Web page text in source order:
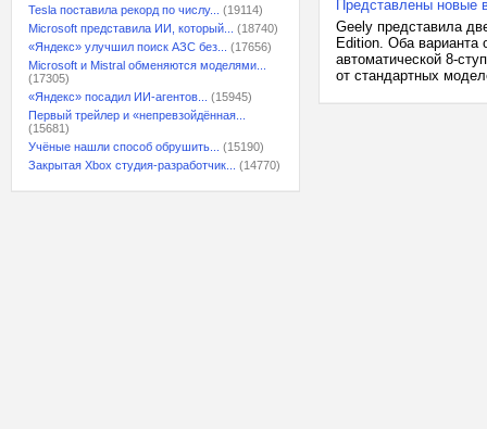
Tesla поставила рекорд по числу...
(19114)
Microsoft представила ИИ, который...
(18740)
«Яндекс» улучшил поиск АЗС без...
(17656)
Microsoft и Mistral обменяются моделями...
(17305)
«Яндекс» посадил ИИ-агентов...
(15945)
Первый трейлер и «непревзойдённая...
(15681)
Учёные нашли способ обрушить...
(15190)
Закрытая Xbox студия-разработчик...
(14770)
Представлены новые
Geely представила
Edition. Оба
автоматической 8-
от стандартных